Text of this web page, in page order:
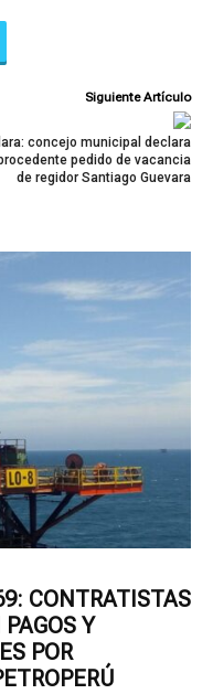
Siguiente Artículo
concejo municipal declara
pedido de vacancia
de regidor Santiago Guevara
CONTRATISTAS
Y
POR